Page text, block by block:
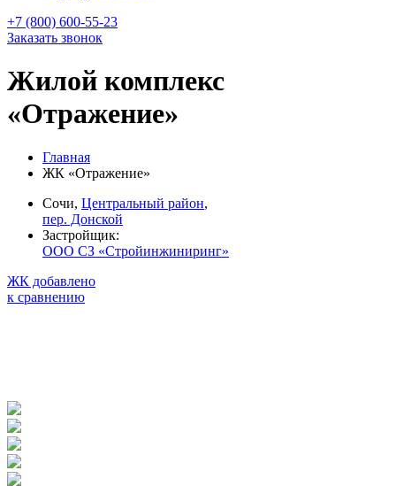
+7 (800) 600-55-23
Заказать звонок
Жилой комплекс
«Отражение»
Главная
ЖК «Отражение»
Сочи, Центральный район,
пер. Донской
Застройщик:
ООО СЗ «Стройинжиниринг»
ЖК добавлено
к сравнению